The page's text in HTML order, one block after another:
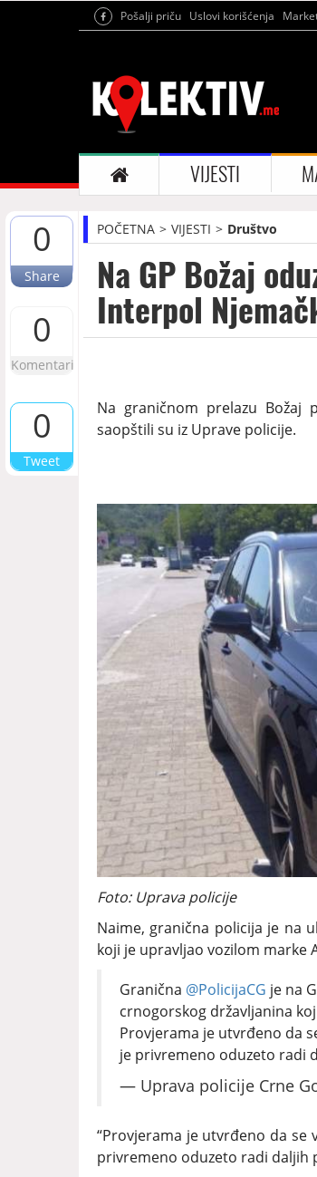
Pošalji priču Uslovi korišćenja
VIJESTI
0
Share
0
Komentari
0
Tweet
POČETNA VIJESTI Društvo
Na GP Božaj
Interpol
Na graničnom prelazu
saopštili su iz Uprave policije.
Foto: Uprava policije
Naime, granična policija je na
koji je upravljao vozilom marke
Granična @PolicijaCG je na
crnogorskog državljanina
Provjerama je utvrđeno da
je privremeno oduzeto radi
— Uprava policije Crne
“Provjerama je utvrđeno da se
privremeno oduzeto radi daljih